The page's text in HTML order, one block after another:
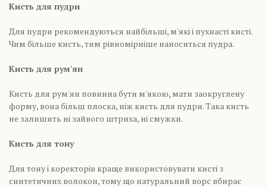
Кисть для пудри
Для пудри рекомендуються найбільші, м'які і пухнасті кисті.
Чим більше кисть, тим рівномірніше наноситься пудра.
Кисть для рум'ян
Кисть для рум'ян повинна бути м'якою, мати заокруглену
форму, вона більш плоска, ніж кисть для пудри. Така кисть
не залишить ні зайвого штриха, ні смужки.
Кисть для тону
Для тону і коректорів краще використовувати кисті з
синтетичних волокон, тому що натуральний ворс вбирає